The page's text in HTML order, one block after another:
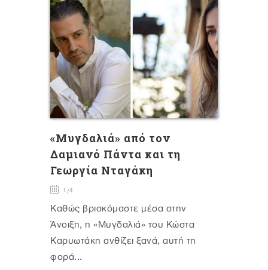
«Μυγδαλιά» από τον
Δαμιανό Πάντα και τη
Γεωργία Νταγάκη
1/4
Καθώς βρισκόμαστε μέσα στην
Άνοιξη, η «Μυγδαλιά» του Κώστα
Καρυωτάκη ανθίζει ξανά, αυτή τη
φορά...